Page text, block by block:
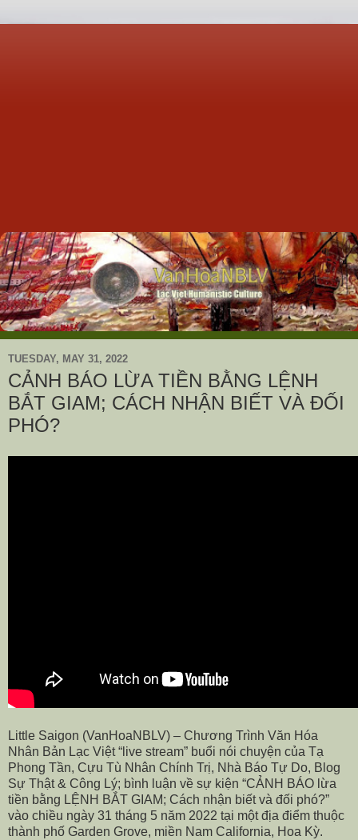
TUESDAY, MAY 31, 2022
CẢNH BÁO LỪA TIỀN BẰNG LỆNH
BẮT GIAM; CÁCH NHẬN BIẾT VÀ ĐỐI
PHÓ?
Little Saigon (VanHoaNBLV) – Chương Trình Văn Hóa
Nhân Bản Lạc Việt “live stream” buổi nói chuyện của Tạ
Phong Tần, Cựu Tù Nhân Chính Trị, Nhà Báo Tự Do, Blog
Sự Thật & Công Lý; bình luận về sự kiện “CẢNH BÁO lừa
tiền bằng LỆNH BẮT GIAM; Cách nhận biết và đối phó?”
vào chiều ngày 31 tháng 5 năm 2022 tại một địa điểm thuộc
thành phố Garden Grove, miền Nam California, Hoa Kỳ.